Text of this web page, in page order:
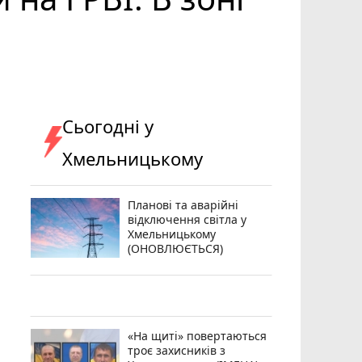
Сьогодні у
Хмельницькому
Планові та аварійні
відключення світла у
Хмельницькому
(ОНОВЛЮЄТЬСЯ)
«На щиті» повертаються
троє захисників з